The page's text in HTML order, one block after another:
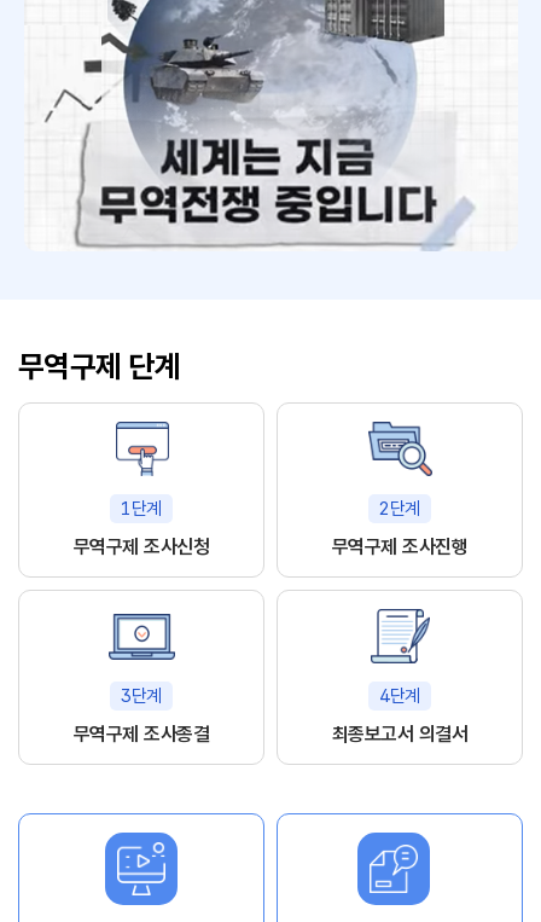
무역구제 단계
1단계
무역구제 조사신청
2단계
무역구제 조사진행
3단계
무역구제 조사종결
4단계
최종보고서 의결서